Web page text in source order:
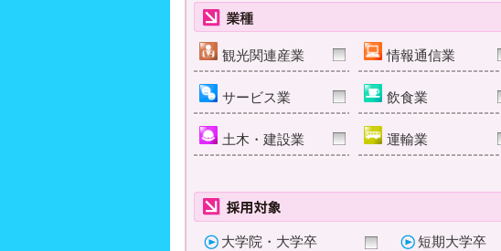
観光関連産業 情報通信業
サービス業 飲食業
土木・建設業 運輸業
大学院・大学卒 短期大学卒